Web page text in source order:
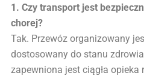
1. Czy transport jest
chorej?
Tak. Przewóz organizowany
dostosowany do stanu
zapewniona jest ciągła